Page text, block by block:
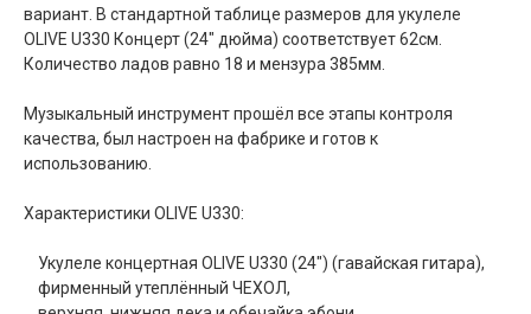
вариант. В стандартной таблице размеров для укулеле
OLIVE U330 Концерт (24" дюйма) соответствует 62см.
Количество ладов равно 18 и мензура 385мм.
Музыкальный инструмент прошёл все этапы контроля
качества, был настроен на фабрике и готов к
использованию.
Характеристики OLIVE U330:
Укулеле концертная OLIVE U330 (24") (гавайская гитара),
фирменный утеплённый ЧЕХОЛ,